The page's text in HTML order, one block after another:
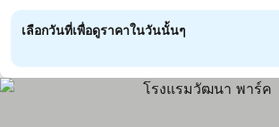
เลือกวันที่เพื่อดูราคาในวันนั้นๆ